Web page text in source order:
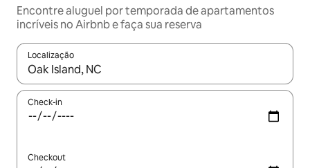
Encontre aluguel por temporada de apartamentos
incríveis no Airbnb e faça sua reserva
Localização
Quando os resultados estiverem disponíveis, explore-os
Check-in
Checkout